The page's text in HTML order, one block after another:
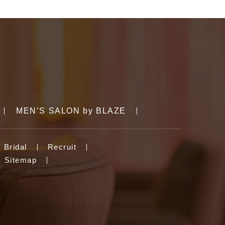
MEN’S SALON by BLAZE
Bridal
Recruit
Sitemap